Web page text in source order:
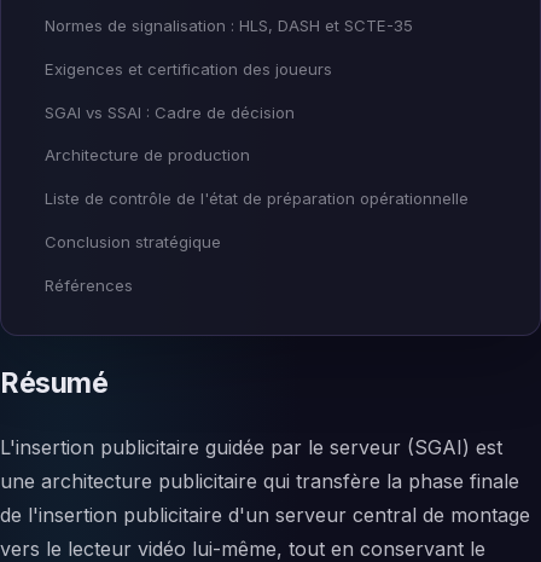
Résumé
L'insertion publicitaire guidée par le serveur (SGAI) est
une architecture publicitaire qui transfère la phase finale
de l'insertion publicitaire d'un serveur central de montage
vers le lecteur vidéo lui-même, tout en conservant le
Normes de signalisation : HLS, DASH et SCTE-35
Exigences et certification des joueurs
SGAI vs SSAI : Cadre de décision
Architecture de production
Liste de contrôle de l'état de préparation opérationnelle
Conclusion stratégique
Références